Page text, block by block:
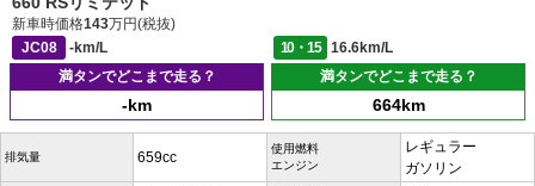
新車時価格143万円(税抜)
JC08
-km/L 10・15
16.6km/L
満タンでどこまで走る？
-km
満タンでどこまで走る？
664km
排気量 659cc
使用燃料
エンジン
レギュラー
ガソリン